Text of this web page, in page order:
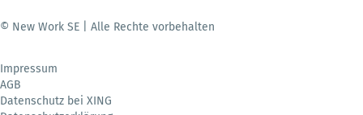
© New Work SE | Alle Rechte vorbehalten
Impressum
AGB
Datenschutz bei XING